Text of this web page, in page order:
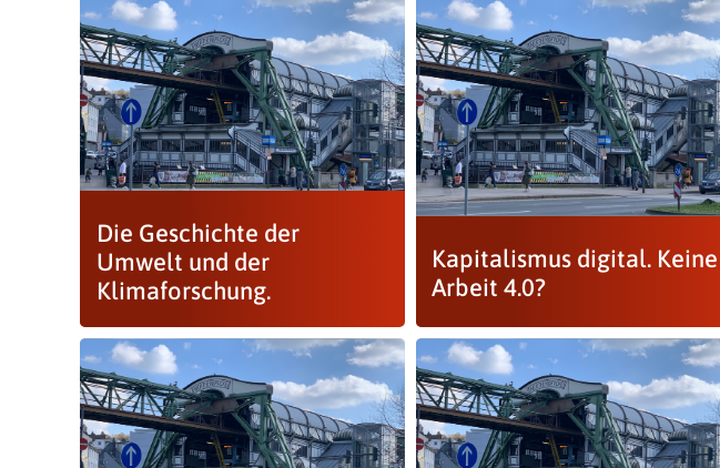
Die Geschichte der
Umwelt und der
Klimaforschung.
Kapitalismus digital. Keine
Arbeit 4.0?